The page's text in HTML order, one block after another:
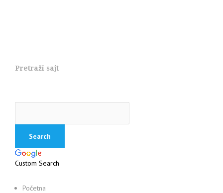
Pretraži sajt
Custom Search
Početna